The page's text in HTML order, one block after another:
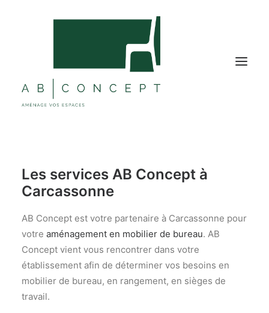
MOBILIER COLLECTIVITÉ
ÉTABLISSEMENTS TOURISTIQUES
SOLUTIONS ACOUSTIQUES
DÉCORATIONS
NOS RÉALISATIONS
CONTACTEZ-NOUS
Les services AB Concept à
Carcassonne
AB Concept est votre partenaire à Carcassonne pour
votre aménagement en mobilier de bureau. AB
Concept vient vous rencontrer dans votre
établissement afin de déterminer vos besoins en
mobilier de bureau, en rangement, en sièges de
travail.